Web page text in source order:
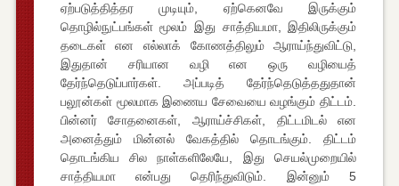
ஏற்படுத்தித்தர முடியும், ஏற்கெனவே இருக்கும்
தொழில்நுட்பங்கள் மூலம் இது சாத்தியமா, இதிலிருக்கும்
தடைகள் என எல்லாக் கோணத்திலும் ஆராய்ந்துவிட்டு,
இதுதான் சரியான வழி என ஒரு வழியைத்
தேர்ந்தெடுப்பார்கள். அப்படித் தேர்ந்தெடுத்ததுதான்
பலூன்கள் மூலமாக இணைய சேவையை வழங்கும் திட்டம்.
பின்னர் சோதனைகள், ஆராய்ச்சிகள், திட்டமிடல் என
அனைத்தும் மின்னல் வேகத்தில் தொடங்கும். திட்டம்
தொடங்கிய சில நாள்களிலேயே, இது செயல்முறையில்
சாத்தியமா என்பது தெரிந்துவிடும். இன்னும் 5